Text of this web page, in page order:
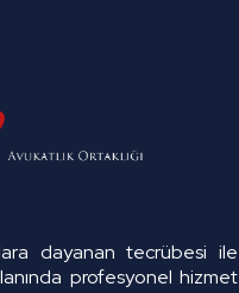
dayanan tecrübesi ile
profesyonel hizmet